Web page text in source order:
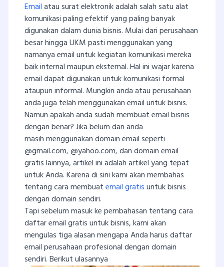
Emailatau surat elektronik adalah salah satu alat
komunikasi paling efektif yang paling banyak
digunakan dalam dunia bisnis. Mulai dari perusahaan
besar hingga UKM pasti menggunakan yang
namanya email untuk kegiatan komunikasi mereka
baik internal maupun eksternal. Hal ini wajar karena
email dapat digunakan untuk komunikasi formal
ataupun informal. Mungkin anda atau perusahaan
anda juga telah menggunakan email untuk bisnis.
Namun apakah anda sudah membuat email bisnis
dengan benar? Jika belum dan anda
masih menggunakan domain email seperti
@gmail.com, @yahoo.com, dan domain email
gratis lainnya, artikel ini adalah artikel yang tepat
untuk Anda. Karena di sini kami akan membahas
tentang cara membuatemail gratisuntuk bisnis
dengan domain sendiri.
Tapi sebelum masuk ke pembahasan tentang cara
daftar email gratis untuk bisnis, kami akan
mengulas tiga alasan mengapa Anda harus daftar
email perusahaan profesional dengan domain
sendiri. Berikut ulasannya